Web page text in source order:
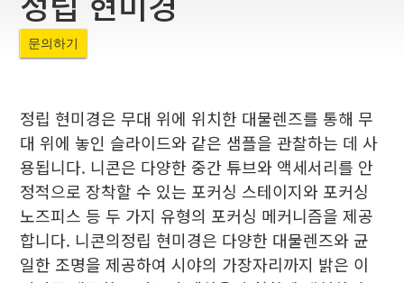
문의하기
정립 현미경은 무대 위에 위치한 대물렌즈를 통해 무
대 위에 놓인 슬라이드와 같은 샘플을 관찰하는 데 사
용됩니다. 니콘은 다양한 중간 튜브와 액세서리를 안
정적으로 장착할 수 있는 포커싱 스테이지와 포커싱
노즈피스 등 두 가지 유형의 포커싱 메커니즘을 제공
합니다. 니콘의정립 현미경은 다양한 대물렌즈와 균
일한 조명을 제공하여 시야의 가장자리까지 밝은 이